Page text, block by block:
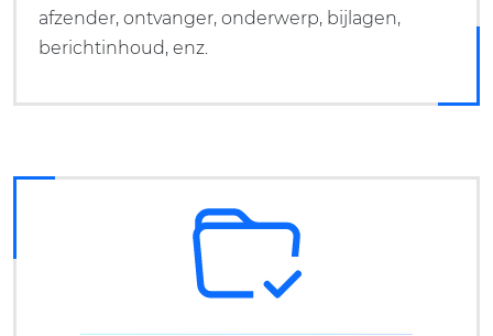
afzender, ontvanger, onderwerp, bijlagen,
berichtinhoud, enz.